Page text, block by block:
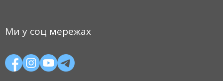
Ми у соц мережах